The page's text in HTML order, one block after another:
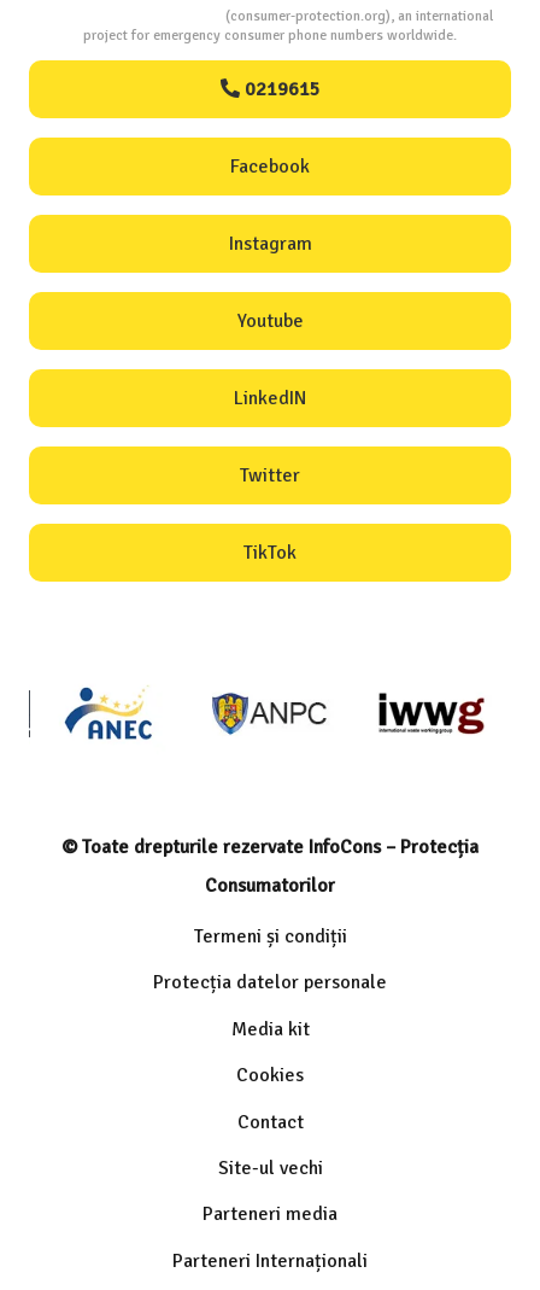
(consumer-protection.org), an international
project for emergency consumer phone numbers worldwide.
0219615
Facebook
Instagram
Youtube
LinkedIN
Twitter
TikTok
© Toate drepturile rezervate InfoCons – Protecția
Consumatorilor
Termeni și condiții
Protecția datelor personale
Media kit
Cookies
Contact
Site-ul vechi
Parteneri media
Parteneri Internaționali